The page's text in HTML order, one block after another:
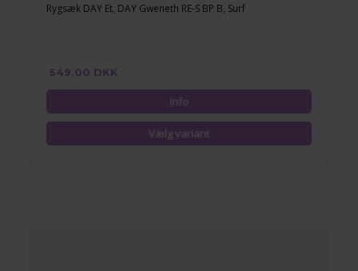
Rygsæk DAY Et, DAY Gweneth RE-S BP B, Surf
549,00 DKK